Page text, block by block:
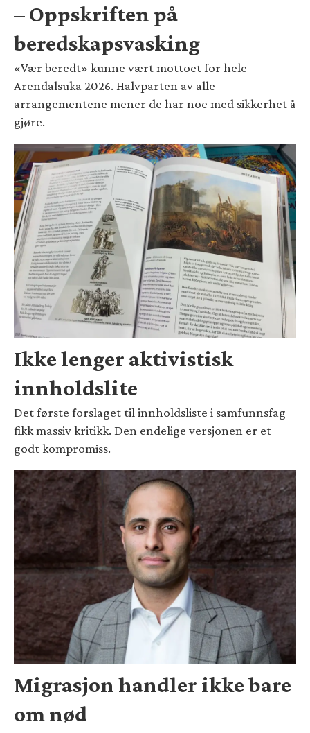
– Oppskriften på
beredskapsvasking
«Vær beredt» kunne vært mottoet for hele
Arendalsuka 2026. Halvparten av alle
arrangementene mener de har noe med sikkerhet å
gjøre.
Ikke lenger aktivistisk
innholdslite
Det første forslaget til innholdsliste i samfunnsfag
fikk massiv kritikk. Den endelige versjonen er et
godt kompromiss.
Migrasjon handler ikke bare
om nød